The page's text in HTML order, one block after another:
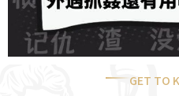
GET TO